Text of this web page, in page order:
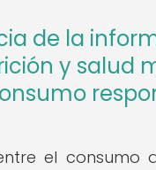
de la
y salud
el consumo